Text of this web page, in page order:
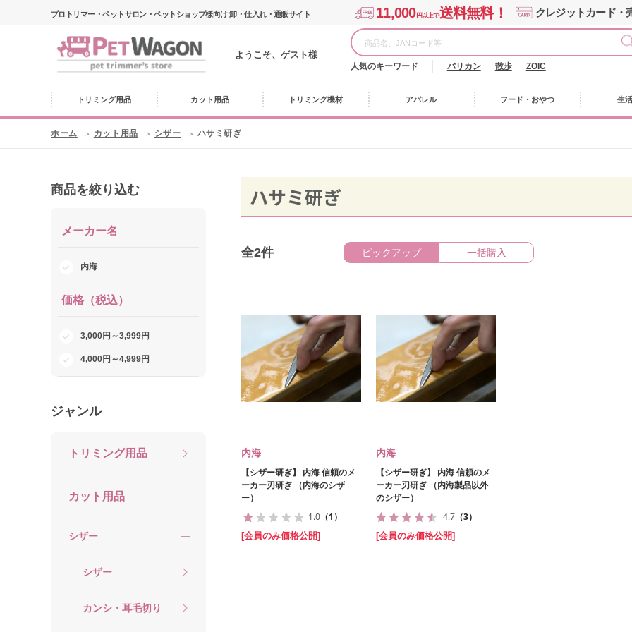
プロトリマー・ペットサロン・ペットショップ様向け 卸・仕入れ・通販サイト 11,000円以上で送料無料！ クレジットカード・
ようこそ、ゲスト様
人気のキーワード バリカン 散歩 ZOIC
トリミング用品 カット用品 トリミング機材 アパレル フード・おやつ 生
ホーム カット用品 シザー ハサミ研ぎ
商品を絞り込む
メーカー名
内海
価格（税込）
3,000円～3,999円
4,000円～4,999円
ジャンル
トリミング用品
カット用品
シザー
シザー
カンシ・耳毛切り
ハサミ研ぎ
全2件 ピックアップ 一括購入
内海
【シザー研ぎ】 内海 信頼のメ
ーカー刃研ぎ （内海のシザ
ー）
1.0 （1）
[会員のみ価格公開]
内海
【シザー研ぎ】 内海 信頼のメ
ーカー刃研ぎ （内海製品以外
のシザー）
4.7 （3）
[会員のみ価格公開]